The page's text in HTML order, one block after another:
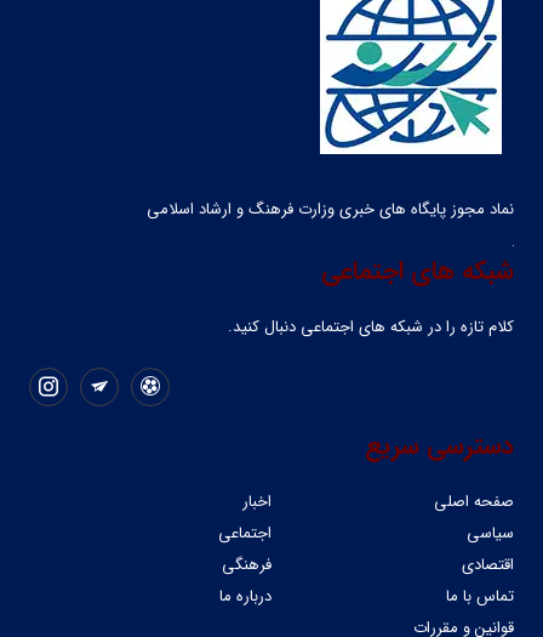
نماد مجوز پایگاه های خبری وزارت فرهنگ و ارشاد اسلامی
شبکه های اجتماعی
کلام تازه را در شبکه ‌های اجتماعی دنبال کنید.
دسترسی سریع
صفحه اصلی
اخبار
سیاسی
اجتماعی
اقتصادی
فرهنگی
تماس با ما
درباره ما
قوانین و مقررات